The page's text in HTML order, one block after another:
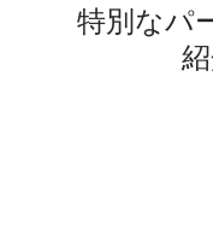
特別なパ